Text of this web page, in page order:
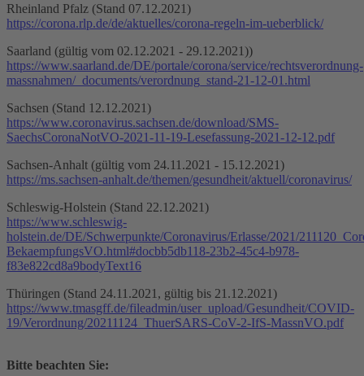
Rheinland Pfalz (Stand 07.12.2021)
https://corona.rlp.de/de/aktuelles/corona-regeln-im-ueberblick/
Saarland (gültig vom 02.12.2021 - 29.12.2021))
https://www.saarland.de/DE/portale/corona/service/rechtsverordnung-
massnahmen/_documents/verordnung_stand-21-12-01.html
Sachsen (Stand 12.12.2021)
https://www.coronavirus.sachsen.de/download/SMS-
SaechsCoronaNotVO-2021-11-19-Lesefassung-2021-12-12.pdf
Sachsen-Anhalt (gültig vom 24.11.2021 - 15.12.2021)
https://ms.sachsen-anhalt.de/themen/gesundheit/aktuell/coronavirus/
Schleswig-Holstein (Stand 22.12.2021)
https://www.schleswig-
holstein.de/DE/Schwerpunkte/Coronavirus/Erlasse/2021/
BekaempfungsVO.html#docbb5db118-23b2-45c4-b978-
f83e822cd8a9bodyText16
Thüringen (Stand 24.11.2021, gültig bis 21.12.2021)
https://www.tmasgff.de/fileadmin/user_upload/Gesundheit/COVID-
19/Verordnung/20211124_ThuerSARS-CoV-2-IfS-MassnVO.pdf
Bitte beachten Sie: